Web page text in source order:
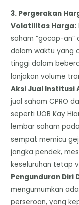
​3. Pergerakan
​Volatilitas Harga:
saham “gocap-
dalam waktu yang
tinggi dalam
lonjakan volume
​Aksi Jual Institusi
jual saham CPRO
seperti UOB Kay
lembar saham
sempat memicu
jangka pendek,
keseluruhan tetap
​Pengunduran Diri
mengumumkan
perseroan, yang